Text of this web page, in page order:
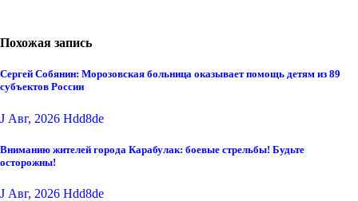
Похожая запись
Сергей Собянин: Морозовская больница оказывает помощь детям из 89
субъектов России
J Авг, 2026 Hdd8de
Вниманию жителей города Карабулак: боевые стрельбы! Будьте
осторожны!
J Авг, 2026 Hdd8de